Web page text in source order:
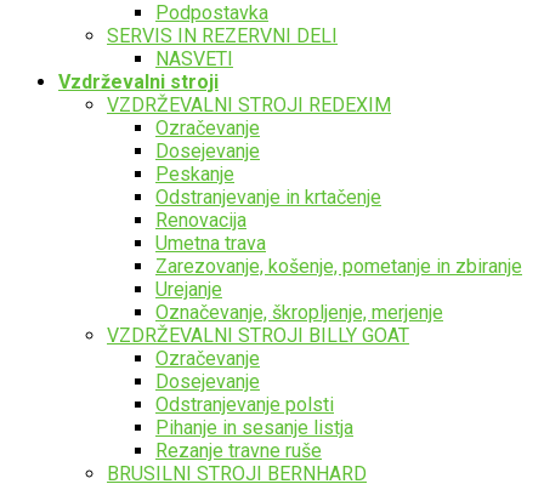
Podpostavka
SERVIS IN REZERVNI DELI
NASVETI
Vzdrževalni stroji
VZDRŽEVALNI STROJI REDEXIM
Ozračevanje
Dosejevanje
Peskanje
Odstranjevanje in krtačenje
Renovacija
Umetna trava
Zarezovanje, košenje, pometanje in zbiranje
Urejanje
Označevanje, škropljenje, merjenje
VZDRŽEVALNI STROJI BILLY GOAT
Ozračevanje
Dosejevanje
Odstranjevanje polsti
Pihanje in sesanje listja
Rezanje travne ruše
BRUSILNI STROJI BERNHARD